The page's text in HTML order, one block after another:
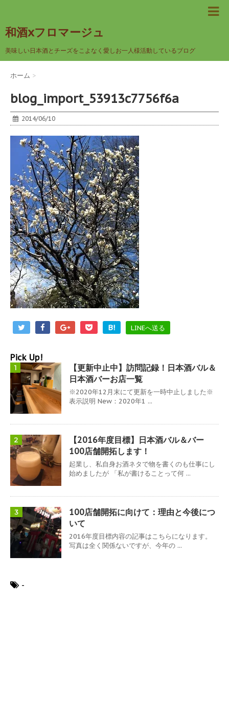
和酒xフロマージュ
美味しい日本酒とチーズをこよなく愛しお一人様活動しているブログ
ホーム >
blog_import_53913c7756f6a
2014/06/10
B! LINEへ送る
Pick Up!
1
【更新中止中】訪問記録！日本酒バル＆
日本酒バーお店一覧
※2020年12月末にて更新を一時中止しました※
表示説明 New：2020年1 ...
2
【2016年度目標】日本酒バル＆バー
100店舗開拓します！
起業し、私自身お酒ネタで物を書くのも仕事にし
始めましたが 「私が書けることって何 ...
3
100店舗開拓に向けて：理由と今後につ
いて
2016年度目標内容の記事はこちらになります。
写真は全く関係ないですが、今年の ...
-